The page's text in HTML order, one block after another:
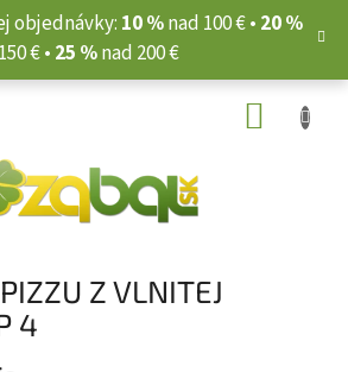
objednávky: 10 %nad 100 € • 20 %
€ • 25 %nad 200 €
Z VLNITEJ
4